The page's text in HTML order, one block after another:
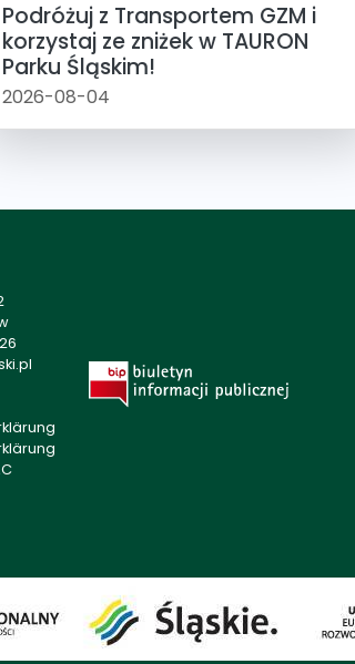
Podróżuj z Transportem GZM i
korzystaj ze zniżek w TAURON
Parku Śląskim!
2026-08-04